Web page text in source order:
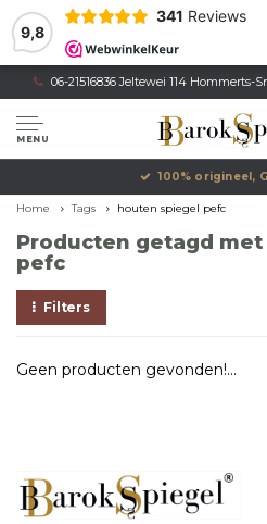
9,8
341 Reviews
06-21516836 Jeltewei 114 Hommerts-
MENU
100% origineel,
Home Tags houten spiegel pefc
Producten getagd
pefc
Filters
Geen producten gevonden!...